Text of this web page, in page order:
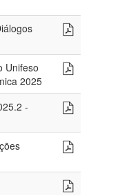
Unifeso
2025
-